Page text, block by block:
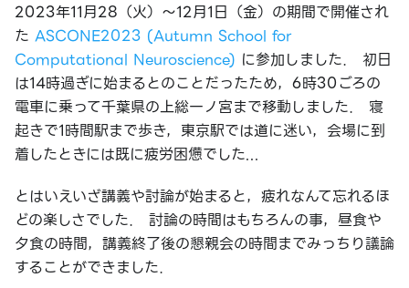
2023年11月28（火）～12月1日（金）の期間で開催され
た ASCONE2023 (Autumn School for
Computational Neuroscience) に参加しました． 初日
は14時過ぎに始まるとのことだったため，6時30ごろの
電車に乗って千葉県の上総一ノ宮まで移動しました． 寝
起きで1時間駅まで歩き，東京駅では道に迷い，会場に到
着したときには既に疲労困憊でした...
とはいえいざ講義や討論が始まると，疲れなんて忘れるほ
どの楽しさでした． 討論の時間はもちろんの事，昼食や
夕食の時間，講義終了後の懇親会の時間までみっちり議論
することができました．